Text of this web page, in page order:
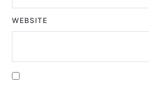
WEBSITE